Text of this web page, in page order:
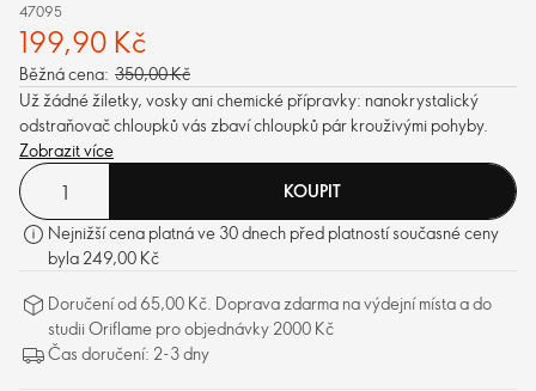
47095
199,90 Kč
Běžná cena: 350,00 Kč
Už žádné žiletky, vosky ani chemické přípravky: nanokrystalický
odstraňovač chloupků vás zbaví chloupků pár krouživými pohyby.
Zobrazit více
KOUPIT
Nejnižší cena platná ve 30 dnech před platností současné ceny
byla 249,00 Kč
Doručení od 65,00 Kč. Doprava zdarma na výdejní místa a do
studii Oriflame pro objednávky 2000 Kč
Čas doručení: 2-3 dny